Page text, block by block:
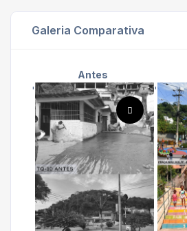
Galeria Comparativa
Antes
'
'